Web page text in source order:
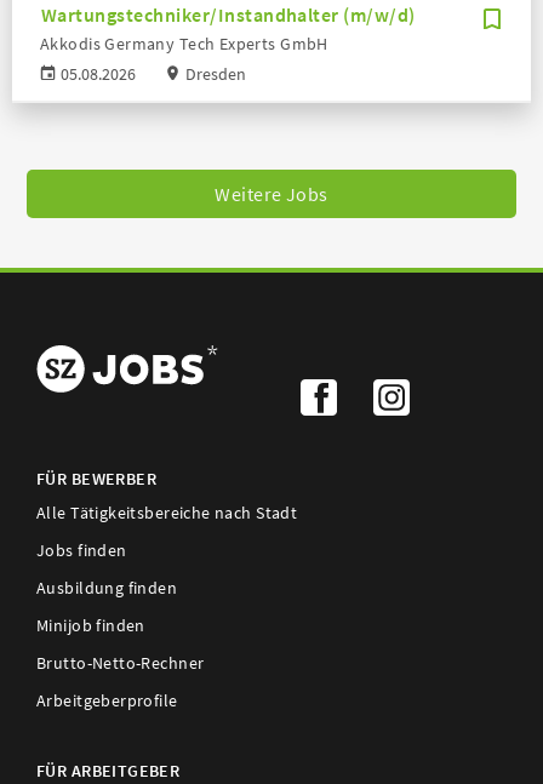
Wartungstechniker/Instandhalter (m/w/d)
05.08.2026
Akkodis Germany Tech Experts GmbH
Dresden
Weitere Jobs
FÜR BEWERBER
Alle Tätigkeitsbereiche nach Stadt
Jobs finden
Ausbildung finden
Minijob finden
Brutto-Netto-Rechner
Arbeitgeberprofile
FÜR ARBEITGEBER